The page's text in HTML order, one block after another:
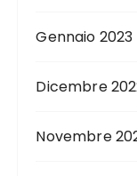
Gennaio 2023
Dicembre
Novembre